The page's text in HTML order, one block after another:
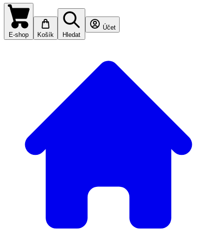
E-shop Košík Hledat
Účet